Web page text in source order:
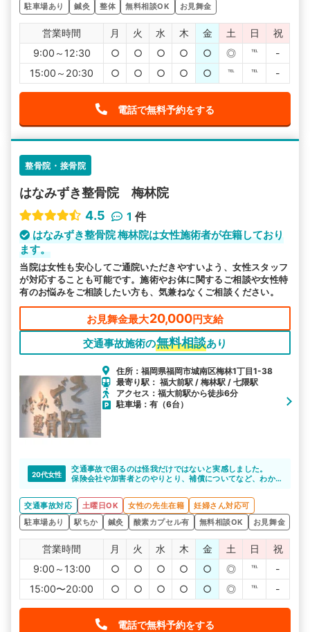
駐車場あり
鍼灸 整体 無料相談OK お見舞金
営業時間 月 火 水 木 金 土 日
祝
9:00～12:30
○ ○ ○ ○ ○ ◎ ℡
-
15:00～20:30
○ ○ ○ ○ ○ ℡ ℡ -
電話で無料予約をする
整骨院・接骨院
はなみずき整骨院 梅林院
4.5
1 件
はなみずき整骨院 梅林院は女性施術者が在籍しており
ます。
当院は女性も安心してご通院いただきやすいよう、女性スタッフ
が対応することも可能です。施術やお体に関するご相談や女性特
有のお悩みをご相談したい方も、気兼ねなくご相談ください。
お見舞金最大20,000円支給
交通事故施術の無料相談あり
住所：福岡県福岡市城南区梅林1丁目1-38
最寄り駅： 福大前駅 / 梅林駅 / 七隈駅
アクセス：福大前駅から徒歩6分
駐車場：有（6台）
20代女性
交通事故で困るのは怪我だけではないと実感しました。
保険会社や加害者とのやりとり、補償についてなど、わか
でも紹介してもらえたこの整骨院では、怪我の治療以外で
もサポートしてもらえて、助かりました。
交通事故対応 土曜日OK 女性の先生在籍
妊婦さん対応可
駐車場あり
駅ちか 鍼灸 酸素カプセル有 無料相談OK お見舞金
営業時間 月 火 水 木 金 土 日
祝
9:00～13:00
○ ○ ○ ○ ○ ◎ ℡
-
15:00〜20:00
○ ○ ○ ○ ○ ◎ ℡ -
電話で無料予約をする